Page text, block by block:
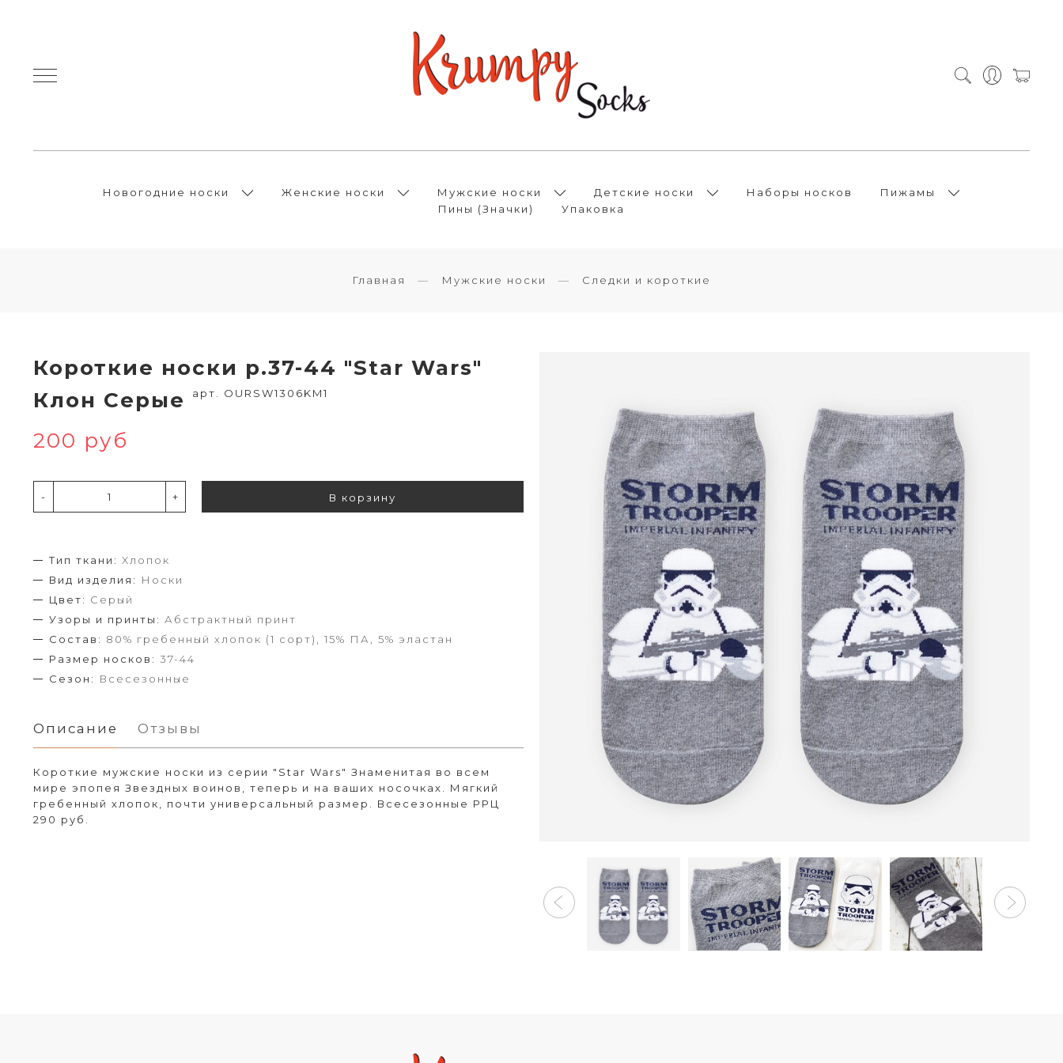
Новогодние носки Женские носки Мужские носки Детские носки Наборы носков
Пижамы
Пины (Значки)
Упаковка
Главная Мужские носки Следки и короткие
Короткие носки р.37-44 "Star Wars"
Клон Серые
арт. OURSW1306KM1
200 руб
- + В корзину
Тип ткани: Хлопок
Вид изделия:
Носки
Цвет: Серый
Узоры и принты: Абстрактный принт
Состав: 80% гребенный хлопок (1 сорт), 15% ПА, 5% эластан
Размер носков: 37-44
Сезон:
Всесезонные
Описание Отзывы
Короткие мужские носки из серии "Star Wars" Знаменитая во всем
мире эпопея Звездных воинов, теперь и на ваших носочках. Мягкий
гребенный хлопок, почти универсальный размер. Всесезонные РРЦ
290 руб.